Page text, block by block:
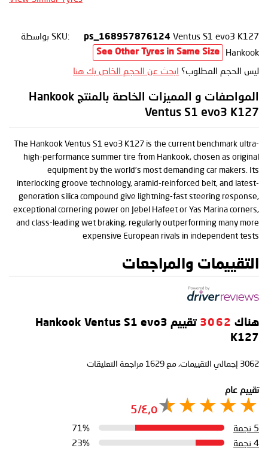
SKU: ps_168957876124 Ventus S1 evo3 K127
بواسطة
Hankook
See Other Tyres in Same Size
ليس الحجم المطلوب؟ ابحث عن الحجم الخاص بك هنا
المواصفات و المميزات الخاصة بالمنتج Hankook
Ventus S1 evo3 K127
The Hankook Ventus S1 evo3 K127 is the current benchmark ultra-
high-performance summer tire from Hankook, chosen as original
equipment by the world’s most demanding car makers. Its
interlocking groove technology, aramid-reinforced belt, and latest-
generation silica compound give lightning-fast steering response,
exceptional cornering power on Jebel Hafeet or Yas Marina corners,
and class-leading wet braking, regularly outperforming many more
expensive European rivals in independent tests
التقييمات والمراجعات
هناك 3062
تقييم Hankook Ventus S1 evo3
K127
3062 إجمالي التقييمات، مع1629 مراجعة التعليقات
تقييم عام
٤٫٥/5
5 نجمة
71%
4 نجمة
23%